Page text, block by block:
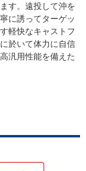
す。遠投して沖を
に誘ってターゲッ
軽快なキャストフ
於いて体力に自信
汎用性能を備えた